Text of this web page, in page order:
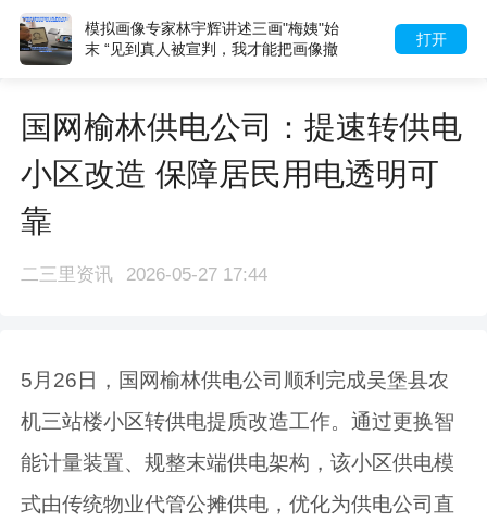
打开
模拟画像专家林宇辉讲述三画"梅姨"始
末 “见到真人被宣判，我才能把画像撤
国网榆林供电公司：提速转供电
小区改造 保障居民用电透明可
靠
二三里资讯 2026-05-27 17:44
5月26日，国网榆林供电公司顺利完成吴堡县农
机三站楼小区转供电提质改造工作。通过更换智
能计量装置、规整末端供电架构，该小区供电模
式由传统物业代管公摊供电，优化为供电公司直